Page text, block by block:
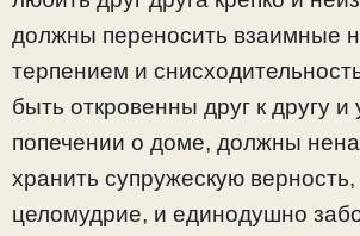
должны переносить взаимные
терпением и
быть откровенны друг к другу
попечении о доме, должны
хранить супружескую верность,
целомудрие, и единодушно